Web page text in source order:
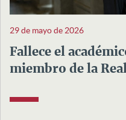
29 de mayo de 2026
Fallece el
miembro de la